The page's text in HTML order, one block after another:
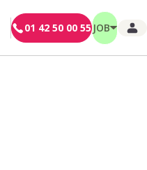
01 42 50 00 55 JOB